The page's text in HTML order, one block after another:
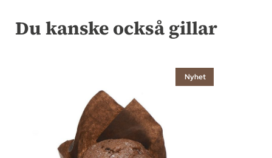
Du kanske också gillar
Nyhet